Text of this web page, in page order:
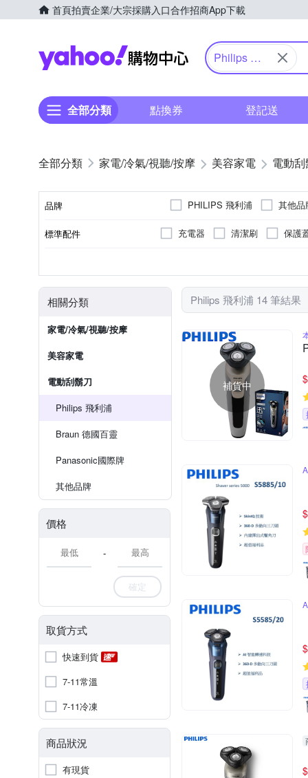
首頁拍賣企業/大宗採購入口合作招商App下載
Yahoo購物中心
Philips 飛
全部分類
點換券 登記送
家電/冷氣/視聽/按摩 美容家電 電動
品牌 PHILIPS 飛利浦 其他品
標準配件 充電器 清潔刷 保護
相關分類
家電/冷氣/視聽/按摩
美容家電
電動刮鬍刀
Philips 飛利浦
Braun 德國百靈
Panasonic國際牌
其他品牌
價格
-
確定
取貨方式
快速到貨
7-11常溫
7-11冷凍
商品狀況
有現貨
Philips 飛利浦 14 筆結果
補貨中 $
$
$
$